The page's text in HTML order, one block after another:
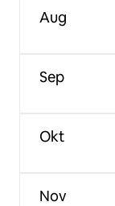
Aug
Sep
Okt
Nov